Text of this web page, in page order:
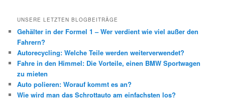
UNSERE LETZTEN BLOGBEITRÄGE
Gehälter in der Formel 1 – Wer verdient wie viel außer den
Fahrern?
Autorecycling: Welche Teile werden weiterverwendet?
Fahre in den Himmel: Die Vorteile, einen BMW Sportwagen
zu mieten
Auto polieren: Worauf kommt es an?
Wie wird man das Schrottauto am einfachsten los?